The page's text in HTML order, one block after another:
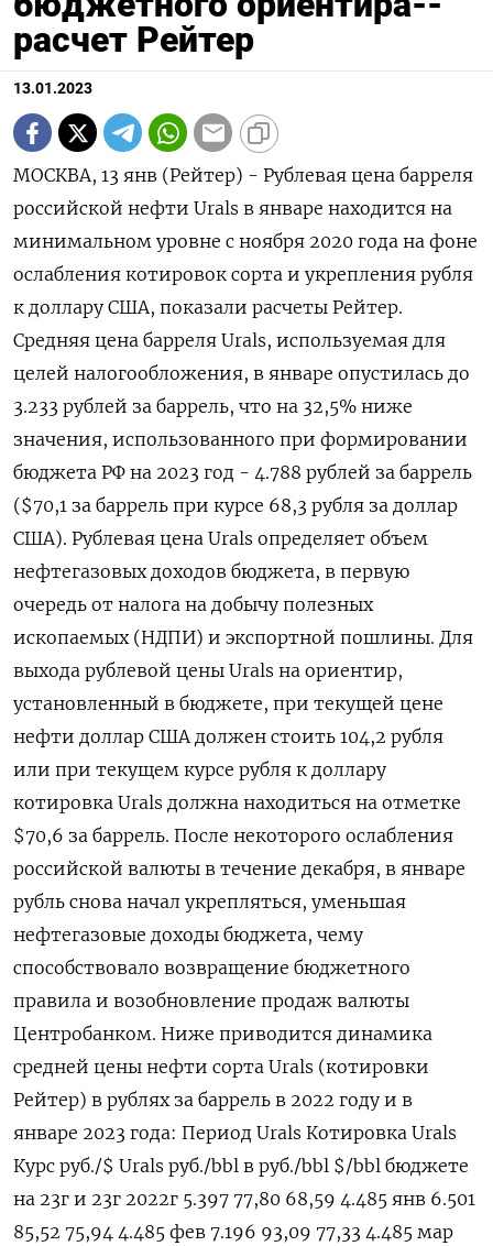
расчет Рейтер
13.01.2023
МОСКВА, 13 янв (Рейтер) - Рублевая цена барреля
российской нефти Urals в январе находится на
минимальном уровне с ноября 2020 года на фоне
ослабления котировок сорта и укрепления рубля
к доллару США, показали расчеты Рейтер.
Средняя цена барреля Urals, используемая для
целей налогообложения, в январе опустилась до
3.233 рублей за баррель, что на 32,5% ниже
значения, использованного при формировании
бюджета РФ на 2023 год - 4.788 рублей за баррель
($70,1 за баррель при курсе 68,3 рубля за доллар
США). Рублевая цена Urals определяет объем
нефтегазовых доходов бюджета, в первую
очередь от налога на добычу полезных
ископаемых (НДПИ) и экспортной пошлины. Для
выхода рублевой цены Urals на ориентир,
установленный в бюджете, при текущей цене
нефти доллар США должен стоить 104,2 рубля
или при текущем курсе рубля к доллару
котировка Urals должна находиться на отметке
$70,6 за баррель. После некоторого ослабления
российской валюты в течение декабря, в январе
рубль снова начал укрепляться, уменьшая
нефтегазовые доходы бюджета, чему
способствовало возвращение бюджетного
правила и возобновление продаж валюты
Центробанком. Ниже приводится динамика
средней цены нефти сорта Urals (котировки
Рейтер) в рублях за баррель в 2022 году и в
январе 2023 года: Период Urals Котировка Urals
Курс руб./$ Urals руб./bbl в руб./bbl $/bbl бюджете
на 23г и 23г 2022г 5.397 77,80 68,59 4.485 янв 6.501
85,52 75,94 4.485 фев 7.196 93,09 77,33 4.485 мар